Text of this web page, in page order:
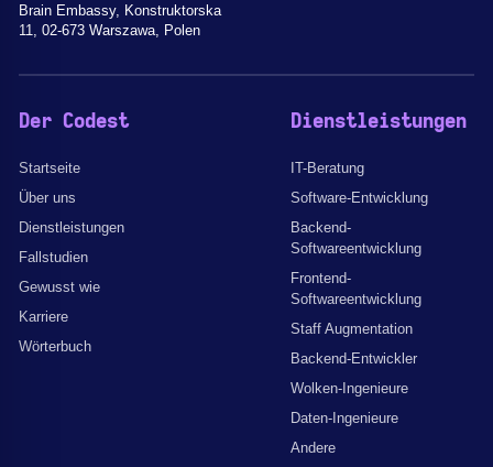
Brain Embassy, Konstruktorska
11, 02-673 Warszawa, Polen
Der Codest
Startseite
Über uns
Dienstleistungen
Fallstudien
Gewusst wie
Karriere
Wörterbuch
Dienstleistungen
IT-Beratung
Software-Entwicklung
Backend-
Softwareentwicklung
Frontend-
Softwareentwicklung
Staff Augmentation
Backend-Entwickler
Wolken-Ingenieure
Daten-Ingenieure
Andere